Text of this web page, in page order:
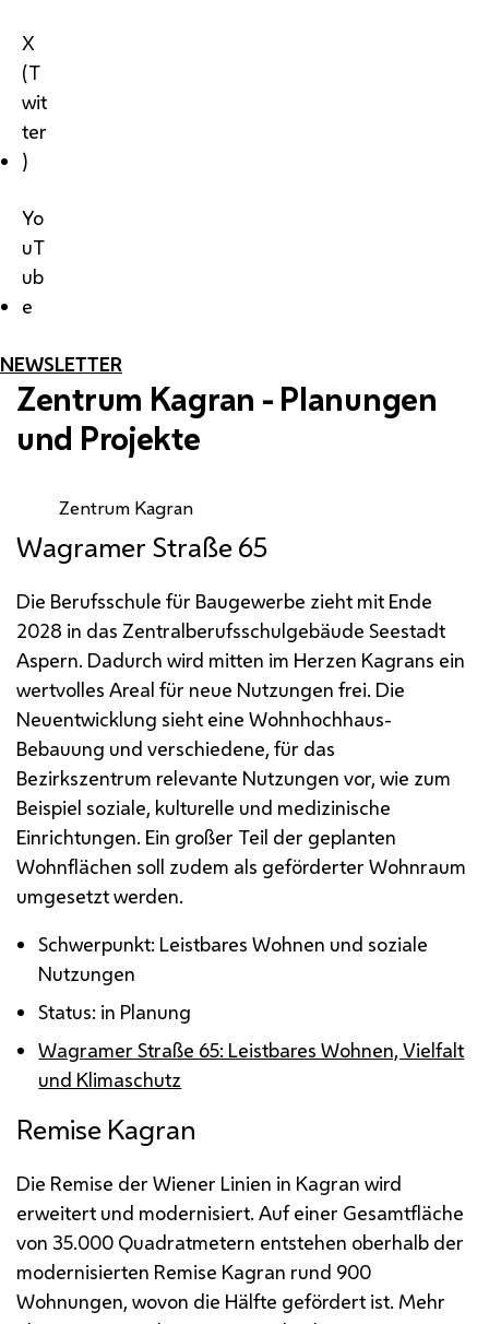
X
(T
wit
ter
)
Yo
uT
ub
e
NEWSLETTER
Zentrum Kagran - Planungen
und Projekte
Zentrum Kagran
Wagramer Straße 65
Die Berufsschule für Baugewerbe zieht mit Ende
2028 in das Zentralberufsschulgebäude Seestadt
Aspern. Dadurch wird mitten im Herzen Kagrans ein
wertvolles Areal für neue Nutzungen frei. Die
Neuentwicklung sieht eine Wohnhochhaus-
Bebauung und verschiedene, für das
Bezirkszentrum relevante Nutzungen vor, wie zum
Beispiel soziale, kulturelle und medizinische
Einrichtungen. Ein großer Teil der geplanten
Wohnflächen soll zudem als geförderter Wohnraum
umgesetzt werden.
Schwerpunkt: Leistbares Wohnen und soziale
Nutzungen
Status: in Planung
Wagramer Straße 65: Leistbares Wohnen, Vielfalt
und Klimaschutz
Remise Kagran
Die Remise der Wiener Linien in Kagran wird
erweitert und modernisiert. Auf einer Gesamtfläche
von 35.000 Quadratmetern entstehen oberhalb der
modernisierten Remise Kagran rund 900
Wohnungen, wovon die Hälfte gefördert ist. Mehr